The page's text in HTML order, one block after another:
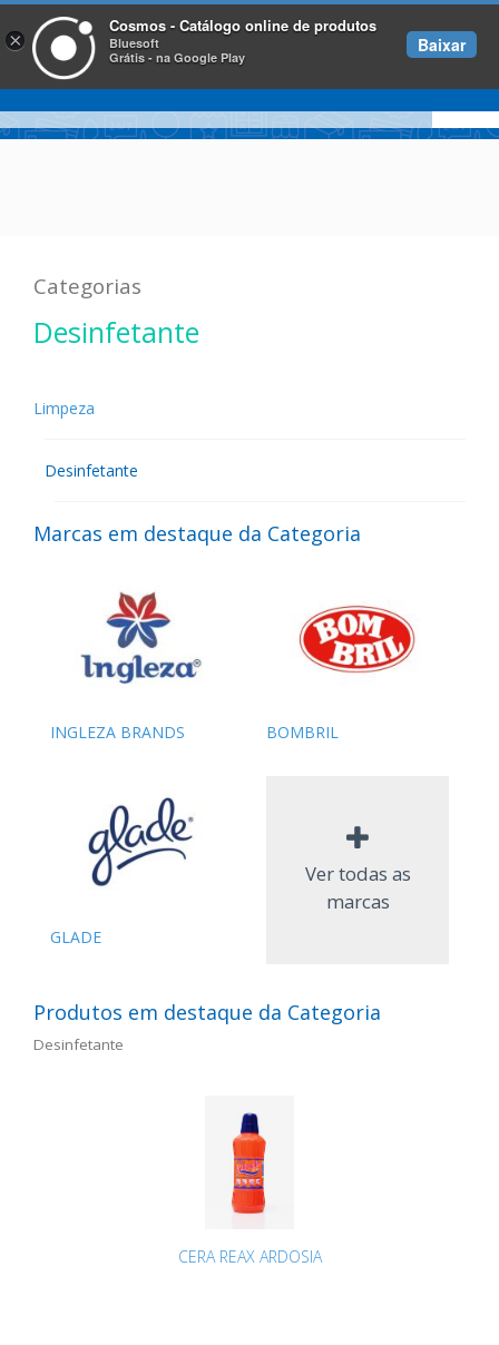
Categorias
Desinfetante
Limpeza
Desinfetante
Marcas em destaque da Categoria
INGLEZA BRANDS BOMBRIL
GLADE
Ver todas as
marcas
Produtos em destaque da Categoria
Desinfetante
CERA REAX ARDOSIA
×
Cosmos - Catálogo online de produtos
Bluesoft
Grátis - na Google Play
Baixar